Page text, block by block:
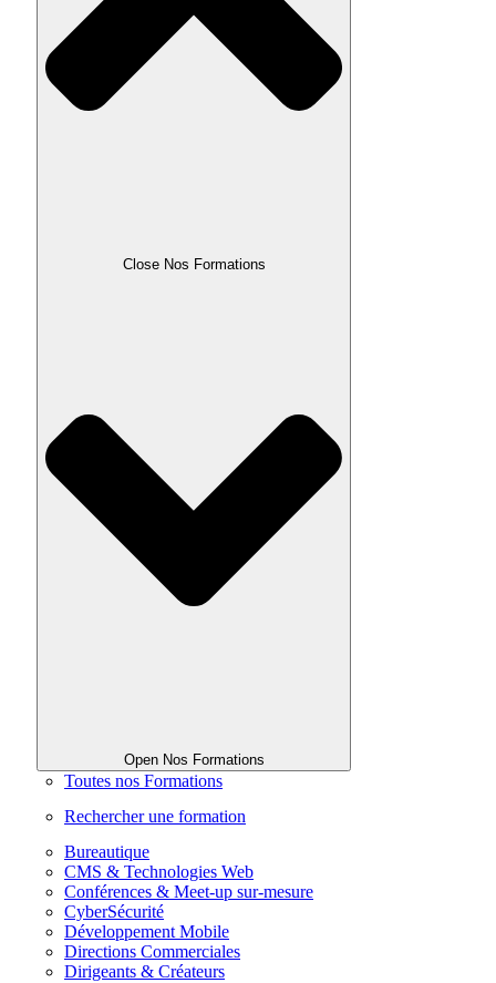
Close Nos Formations
Open Nos Formations
Toutes nos Formations
Rechercher une formation
Bureautique
CMS & Technologies Web
Conférences & Meet-up sur-mesure
CyberSécurité
Développement Mobile
Directions Commerciales
Dirigeants & Créateurs